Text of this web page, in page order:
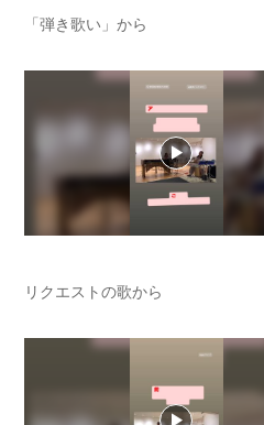
「弾き歌い」から
リクエストの歌から